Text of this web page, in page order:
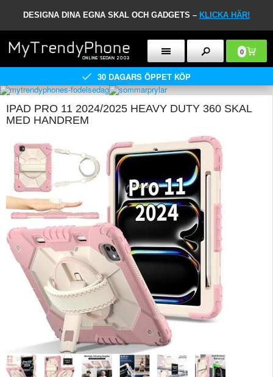
DESIGNA DINA EGNA SKAL OCH GADGETS – KLICKA HÄR!
0
30 DAGARS ÖPPET KÖP
IPAD PRO 11 2024/2025 HEAVY DUTY 360 SKAL
MED HANDREM